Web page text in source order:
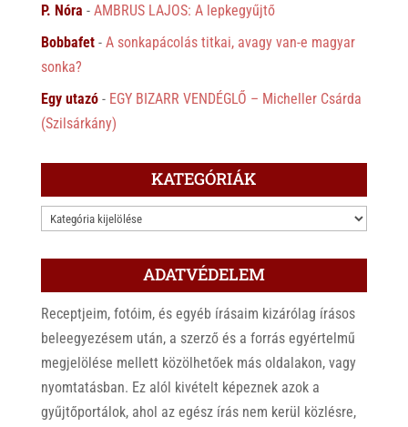
P. Nóra - AMBRUS LAJOS: A lepkegyűjtő
Bobbafet- A sonkapácolás titkai, avagy van-e magyar
sonka?
Egy utazó- EGY BIZARR VENDÉGLŐ – Micheller Csárda
(Szilsárkány)
KATEGÓRIÁK
KATEGÓRIÁK
ADATVÉDELEM
Receptjeim, fotóim, és egyéb írásaim kizárólag írásos
beleegyezésem után, a szerző és a forrás egyértelmű
megjelölése mellett közölhetőek más oldalakon, vagy
nyomtatásban. Ez alól kivételt képeznek azok a
gyűjtőportálok, ahol az egész írás nem kerül közlésre,